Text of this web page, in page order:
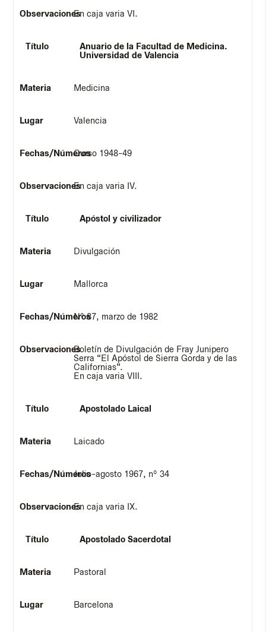
En caja varia VI.
Anuario de la Facultad de Medicina.
Universidad de Valencia
Medicina
Valencia
Curso 1948-49
En caja varia IV.
Apóstol y civilizador
Divulgación
Mallorca
Nº 87, marzo de 1982
Boletín de Divulgación de Fray Junipero
Serra “El Apóstol de Sierra Gorda y de las
Californias”.
En caja varia VIII.
Apostolado Laical
Laicado
Julio-agosto 1967, nº 34
En caja varia IX.
Apostolado Sacerdotal
Pastoral
Barcelona